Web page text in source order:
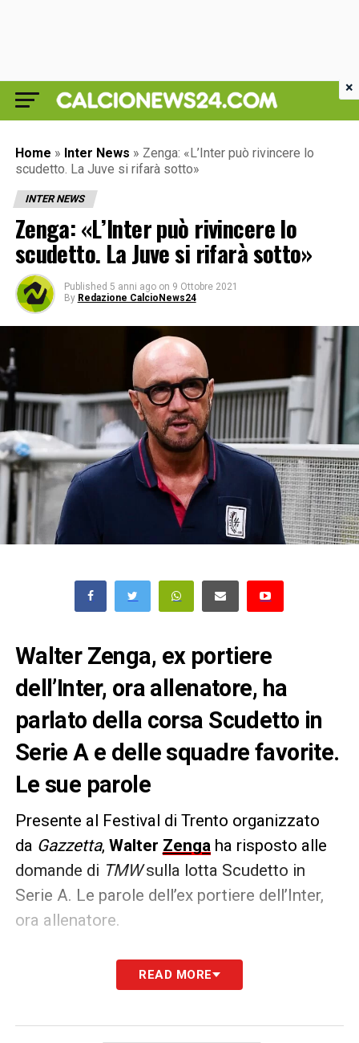
Home » Inter News » Zenga: «L’Inter può rivincere lo
scudetto. La Juve si rifarà sotto»
INTER NEWS
Zenga: «L’Inter può rivincere lo
scudetto. La Juve si rifarà sotto»
Published 5 anni ago on 9 Ottobre 2021
By Redazione CalcioNews24
Walter Zenga, ex portiere
dell’Inter, ora allenatore, ha
parlato della corsa Scudetto in
Serie A e delle squadre favorite.
Le sue parole
Presente al Festival di Trento organizzato
da Gazzetta, Walter Zenga ha risposto alle
domande di TMWsulla lotta Scudetto in
Serie A. Le parole dell’ex portiere dell’Inter,
ora allenatore.
può ripetersi, ha tutto per farlo. Il
campionato è lungo e occorre pensare al
READ MORE
×